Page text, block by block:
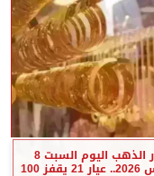
أسعار الذهب اليوم السبت 8
أغسطس 2026.. عيار 21 يقفز 100